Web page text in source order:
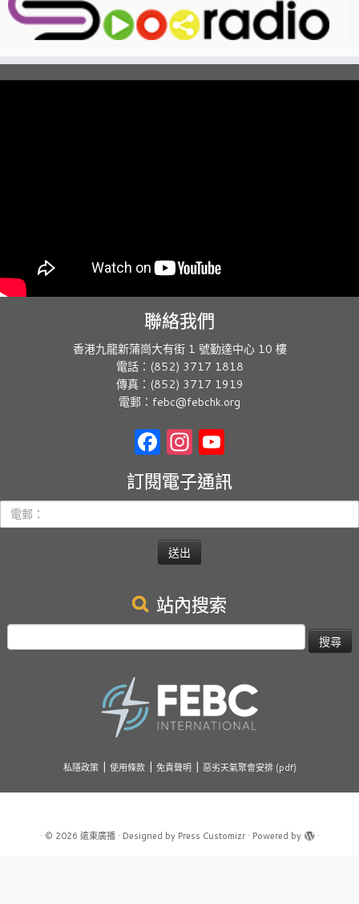
聯絡我們
香港九龍新蒲崗大有街 1 號勤達中心 10 樓
電話：(852) 3717 1818
傳真：(852) 3717 1919
電郵：febc@febchk.org
Facebook Instagram
訂閱電子通訊
郵：
站內搜索
尋
私隱政策| 使用條款| 免責聲明| 惡劣天氣聚會安排 (pdf)
· © 2026 遠東廣播· Designed by Press Customizr· Powered by ·